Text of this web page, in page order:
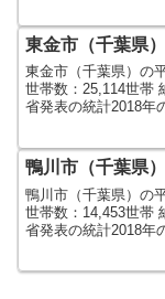
東金市（千葉県
東金市（千葉県）の
世帯数：25,114世帯
省発表の統計2018年
鴨川市（千葉県
鴨川市（千葉県）の
世帯数：14,453世帯
省発表の統計2018年